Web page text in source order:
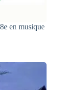
en musique